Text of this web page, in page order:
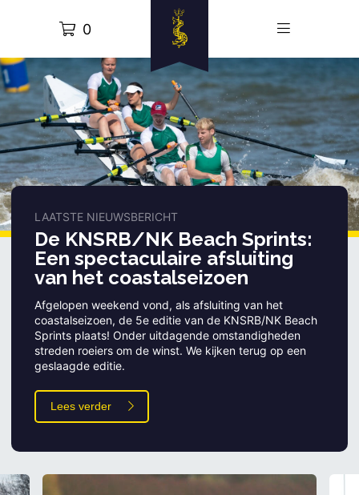
0
LAATSTE NIEUWSBERICHT
De KNSRB/NK Beach Sprints:
Een spectaculaire afsluiting
van het coastalseizoen
Afgelopen weekend vond, als afsluiting van het
coastalseizoen, de 5e editie van de KNSRB/NK Beach
Sprints plaats! Onder uitdagende omstandigheden
streden roeiers om de winst. We kijken terug op een
geslaagde editie.
Lees verder